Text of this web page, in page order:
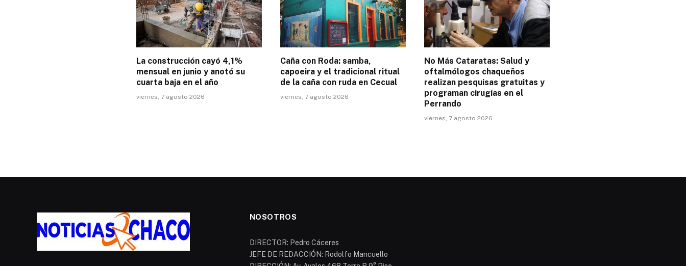
La construcción cayó 4,1%
mensual en junio y anotó su
cuarta baja en el año
viernes, 7 agosto 2026
Caña con Roda: samba,
capoeira y el tradicional ritual
de la caña con ruda en Cecual
viernes, 7 agosto 2026
No Más Cataratas: Salud y
oftalmólogos chaqueños
realizan pesquisas gratuitas y
programan cirugías en el
Perrando
viernes, 7 agosto 2026
NOSOTROS
DIRECTOR: Pedro Cáceres
JEFE DE REDACCIÓN: Rodolfo Mancuello